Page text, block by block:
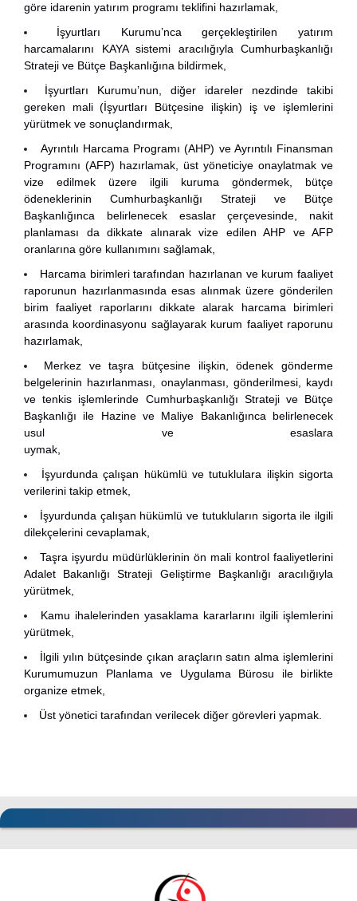
göre idarenin yatırım programı teklifini hazırlamak,
İşyurtları Kurumu’nca gerçekleştirilen yatırım
harcamalarını KAYA sistemi aracılığıyla Cumhurbaşkanlığı
Strateji ve Bütçe Başkanlığına bildirmek,
İşyurtları Kurumu’nun, diğer idareler nezdinde takibi
gereken mali (İşyurtları Bütçesine ilişkin) iş ve işlemlerini
yürütmek ve sonuçlandırmak,
Ayrıntılı Harcama Programı (AHP) ve Ayrıntılı Finansman
Programını (AFP) hazırlamak, üst yöneticiye onaylatmak ve
vize edilmek üzere ilgili kuruma göndermek, bütçe
ödeneklerinin Cumhurbaşkanlığı Strateji ve Bütçe
Başkanlığınca belirlenecek esaslar çerçevesinde, nakit
planlaması da dikkate alınarak vize edilen AHP ve AFP
oranlarına göre kullanımını sağlamak,
Harcama birimleri tarafından hazırlanan ve kurum faaliyet
raporunun hazırlanmasında esas alınmak üzere gönderilen
birim faaliyet raporlarını dikkate alarak harcama birimleri
arasında koordinasyonu sağlayarak kurum faaliyet raporunu
hazırlamak,
Merkez ve taşra bütçesine ilişkin, ödenek gönderme
belgelerinin hazırlanması, onaylanması, gönderilmesi, kaydı
ve tenkis işlemlerinde Cumhurbaşkanlığı Strateji ve Bütçe
Başkanlığı ile Hazine ve Maliye Bakanlığınca belirlenecek
usul ve esaslara
uymak,
İşyurdunda çalışan hükümlü ve tutuklulara ilişkin sigorta
verilerini takip etmek,
İşyurdunda çalışan hükümlü ve tutukluların sigorta ile ilgili
dilekçelerini cevaplamak,
Taşra işyurdu müdürlüklerinin ön mali kontrol faaliyetlerini
Adalet Bakanlığı Strateji Geliştirme Başkanlığı aracılığıyla
yürütmek,
Kamu ihalelerinden yasaklama kararlarını ilgili işlemlerini
yürütmek,
İlgili yılın bütçesinde çıkan araçların satın alma işlemlerini
Kurumumuzun Planlama ve Uygulama Bürosu ile birlikte
organize etmek,
Üst yönetici tarafından verilecek diğer görevleri yapmak.